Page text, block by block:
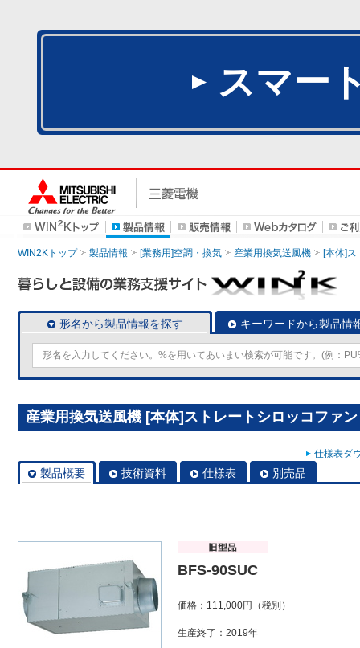
スマー
WIN2Kトップ 製品情報 [業務用]空調・換気 産業用換気送風機 [本体]
形名から製品情報を探す キーワードから製品情
産業用換気送風機 [本体]ストレートシロッコファ
仕様表ダ
製品概要 技術資料 仕様表 別売品
BFS-90SUC
価格：111,000円（税別）
生産終了：2019年